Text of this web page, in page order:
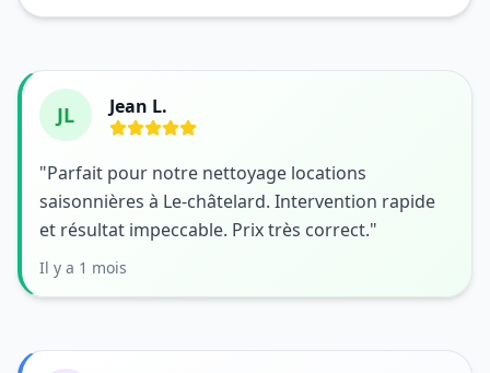
JL Jean L.
"Parfait pour notre nettoyage locations
saisonnières à Le-châtelard. Intervention rapide
et résultat impeccable. Prix très correct."
Il y a 1 mois